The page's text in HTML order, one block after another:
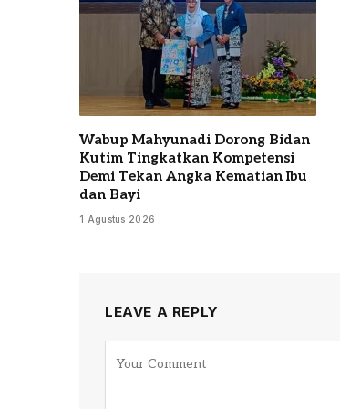
Wabup Mahyunadi Dorong Bidan
Kutim Tingkatkan Kompetensi
Demi Tekan Angka Kematian Ibu
dan Bayi
1 Agustus 2026
LEAVE A REPLY